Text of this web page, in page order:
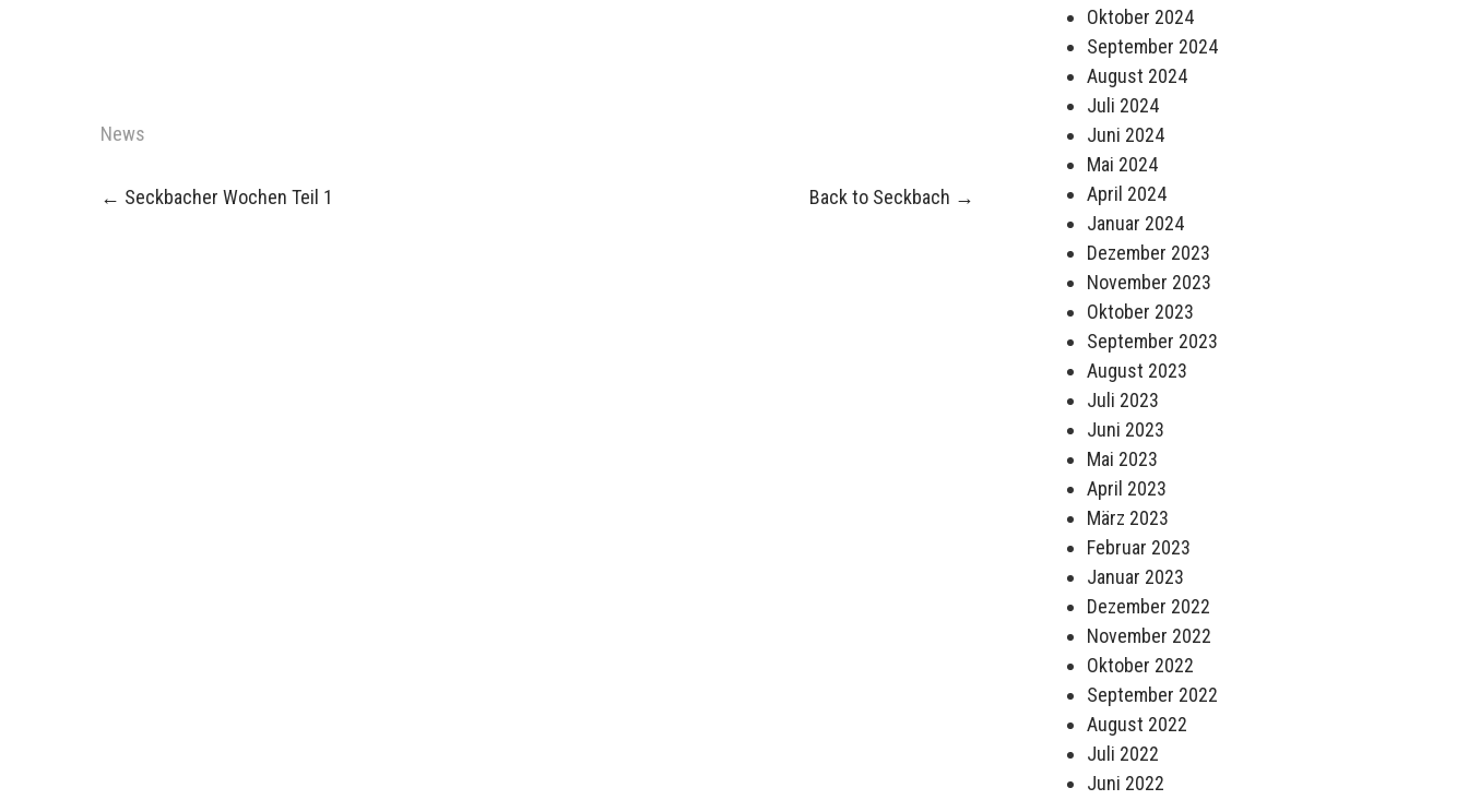
News
Post
← Seckbacher Wochen Teil 1 Back to Seckbach →
Oktober 2024
September 2024
August 2024
Juli 2024
Juni 2024
Mai 2024
April 2024
Januar 2024
Dezember 2023
November 2023
Oktober 2023
September 2023
August 2023
Juli 2023
Juni 2023
Mai 2023
April 2023
März 2023
Februar 2023
Januar 2023
Dezember 2022
November 2022
Oktober 2022
September 2022
August 2022
Juli 2022
Juni 2022